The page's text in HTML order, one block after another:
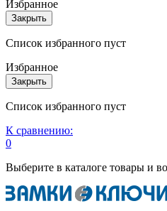
Избранное
Закрыть
Список избранного пуст
Избранное
Закрыть
Список избранного пуст
К сравнению:
0
Выберите в каталоге товары и